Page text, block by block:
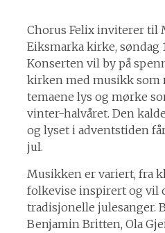
Chorus Felix inviterer til
Eiksmarka kirke, søndag
Konserten vil by på
kirken med musikk som
temaene lys og mørke
vinter-halvåret. Den
og lyset i adventstiden
jul.
Musikken er variert, fra
folkevise inspirert og vil
tradisjonelle julesanger.
Benjamin Britten, Ola